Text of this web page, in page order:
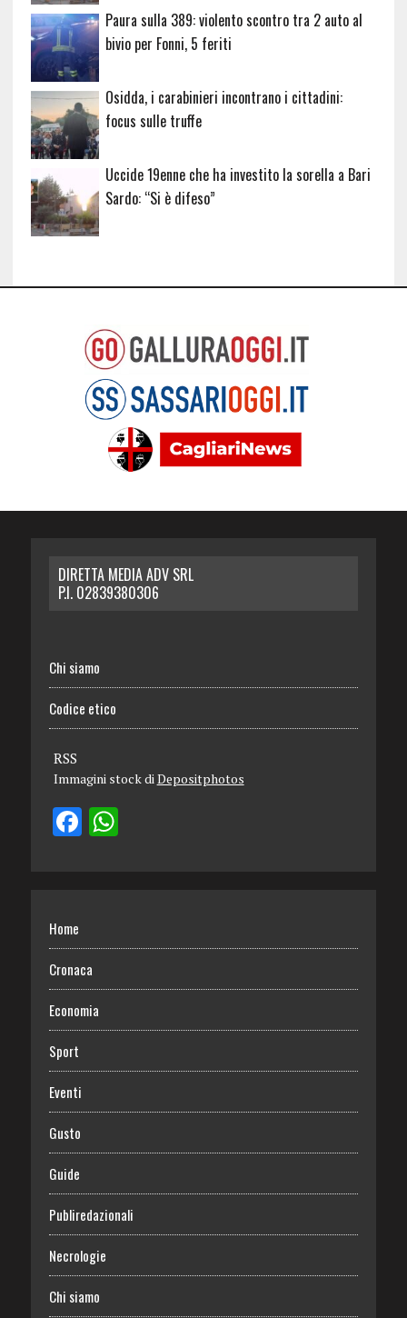
Paura sulla 389: violento scontro tra 2 auto al
bivio per Fonni, 5 feriti
Osidda, i carabinieri incontrano i cittadini:
focus sulle truffe
Uccide 19enne che ha investito la sorella a Bari
Sardo: “Si è difeso”
DIRETTA MEDIA ADV SRL
P.I. 02839380306
Chi siamo
Codice etico
RSS
Immagini stock di Depositphotos
Home
Cronaca
Economia
Sport
Eventi
Gusto
Guide
Publiredazionali
Necrologie
Chi siamo